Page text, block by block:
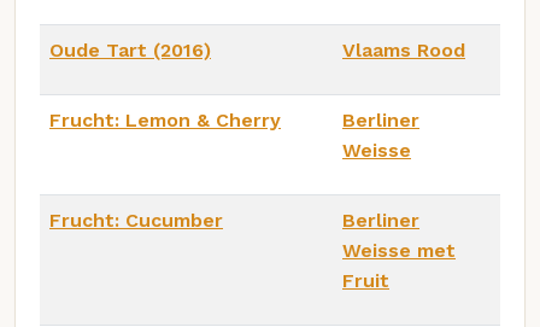
Oude Tart (2016) Vlaams Rood
Frucht: Lemon & Cherry
Berliner
Weisse
Frucht: Cucumber
Berliner
Weisse met
Fruit